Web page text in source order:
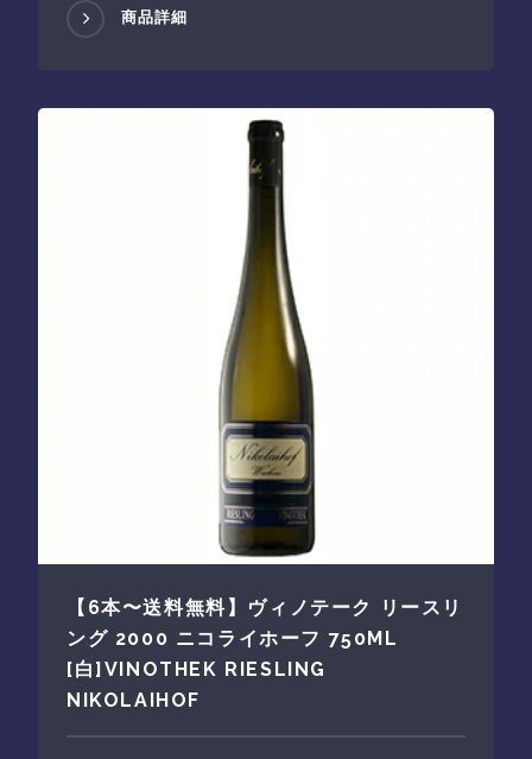
商品詳細
【6本〜送料無料】ヴィノテーク リースリ
ング 2000 ニコライホーフ 750ML
[白]VINOTHEK RIESLING
NIKOLAIHOF